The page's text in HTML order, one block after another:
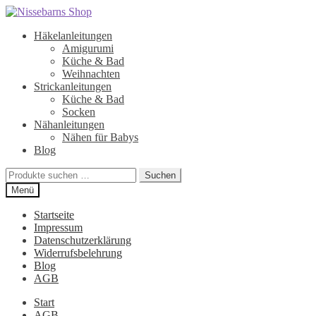
Zur
springen
Zum
springenHäkelanleitungen
Amigurumi
Küche & Bad
Weihnachten
Strickanleitungen
Küche & Bad
Socken
Nähanleitungen
Nähen für Babys
Blog
Suchen
nach:
Suchen
Menü
Startseite
Impressum
Datenschutzerklärung
Widerrufsbelehrung
Blog
AGB
Start